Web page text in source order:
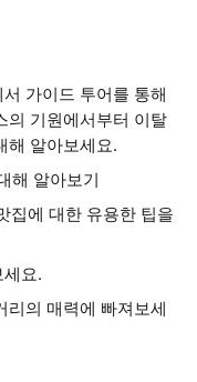
가이드 투어를 통해
의 기원에서부터 이탈
해 알아보세요.
해 알아보기
집에 대한 유용한 팁을
요.
리의 매력에 빠져보세